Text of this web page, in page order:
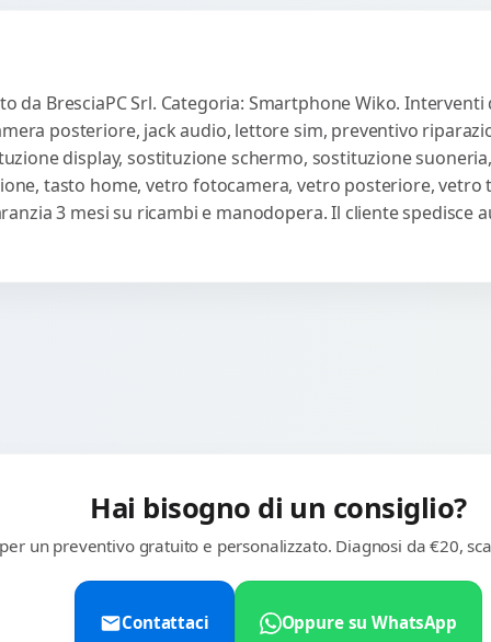
da BresciaPC Srl. Categoria: Smartphone Wiko.
posteriore, jack audio, lettore sim, preventivo
display, sostituzione schermo, sostituzione
tasto home, vetro fotocamera, vetro posteriore,
3 mesi su ricambi e manodopera. Il cliente spedisce
Hai bisogno di un consiglio?
un preventivo gratuito e personalizzato. Diagnosi da €20,
Contattaci Oppure su WhatsApp